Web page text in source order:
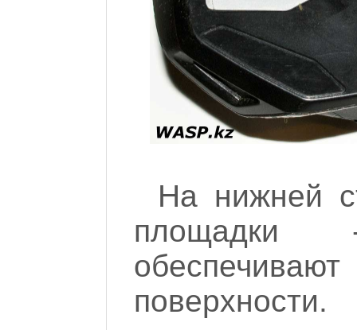
На нижней
площадки